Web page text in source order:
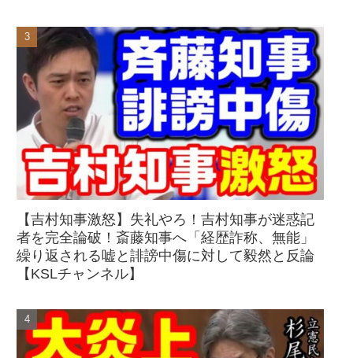
【吉村知事激怒】失礼やろ！吉村知事が迷惑記
者を完全論破！斎藤知事へ「経歴詐称、無能」
繰り返される嘘と誹謗中傷に対して毅然と反論
【KSLチャンネル】